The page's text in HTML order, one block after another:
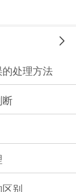
处理方法
断
别